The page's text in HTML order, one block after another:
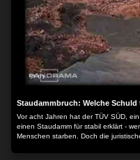
zurückkehren und unten
"Datenschutz" klicken.
Staudammbruch: Welche Schuld
Vor acht Jahren hat der TÜV SÜD,
einen Staudamm für stabil erklärt -
Menschen starben. Doch die
Die Vorwürfe drohen zu verjähren.